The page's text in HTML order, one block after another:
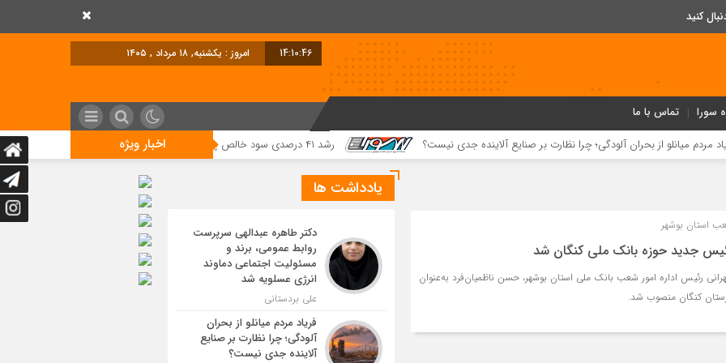
14:10:47 امروز : یکشنبه, ۱۸ مرداد , ۱۴۰۵
سورا تماس با ما
اخبار ویژه بحران آلودگی؛ چرا نظارت بر صنایع آلاینده جدی نیست؟ رشد ۴۱ درصدی سود خالص پازارگاد؛ افزایش ۹ برابری سرمایه و تداوم مسیر تحول دیجیتال
استان بوشهر
جدید حوزه بانک ملی کنگان شد
رئیس اداره امور شعب بانک ملی استان بوشهر، حسن ناظمیان‌فرد به‌عنوان
کنگان منصوب شد.
یادداشت ها
دکتر طاهره عبدالهی سرپرست
روابط عمومی، برند و
مسئولیت اجتماعی دماوند
انرژی عسلویه شد
علی بردستانی
فریاد مردم میانلو از بحران
آلودگی؛ چرا نظارت بر صنایع
آلاینده جدی نیست؟